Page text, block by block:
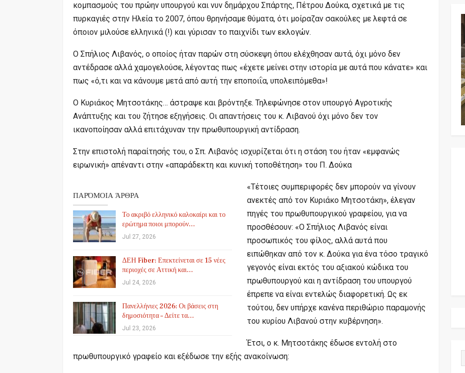
κομπασμούς του πρώην υπουργού και νυν δημάρχου Σπάρτης, Πέτρου Δούκα, σχετικά με τις
πυρκαγιές στην Ηλεία το 2007, όπου θρηνήσαμε θύματα, ότι μοίραζαν σακούλες με λεφτά σε
όποιον μιλούσε ελληνικά (!) και γύρισαν το παιχνίδι των εκλογών.
Ο Σπήλιος Λιβανός, ο οποίος ήταν παρών στη σύσκεψη όπου ελέχθησαν αυτά, όχι μόνο δεν
αντέδρασε αλλά χαμογελούσε, λέγοντας πως «έχετε μείνει στην ιστορία με αυτά που κάνατε» και
πως «ό,τι και να κάνουμε μετά από αυτή την εποποιΐα, υπολειπόμεθα»!
Ο Κυριάκος Μητσοτάκης… άστραψε και βρόντηξε. Τηλεφώνησε στον υπουργό Αγροτικής
Ανάπτυξης και του ζήτησε εξηγήσεις. Οι απαντήσεις του κ. Λιβανού όχι μόνο δεν τον
ικανοποίησαν αλλά επιτάχυναν την πρωθυπουργική αντίδραση.
Στην επιστολή παραίτησής του, ο Σπ. Λιβανός ισχυρίζεται ότι η στάση του ήταν «εμφανώς
ειρωνική» απέναντι στην «απαράδεκτη και κυνική τοποθέτηση» του Π. Δούκα
ΠΑΡΌΜΟΙΑ ΆΡΘΡΑ
Το ακριβό ελληνικό καλοκαίρι και το
ερώτημα ποιοι μπορούν…
Jul 27, 2026
ΔΕΗ Fiber: Επεκτείνεται σε 15 νέες
περιοχές σε Αττική και…
Jul 24, 2026
Πανελλήνιες 2026: Οι βάσεις στη
δημοσιότητα – Δείτε τα…
Jul 23, 2026
«Τέτοιες συμπεριφορές δεν μπορούν να γίνουν
ανεκτές από τον Κυριάκο Μητσοτάκη», έλεγαν
πηγές του πρωθυπουργικού γραφείου, για να
προσθέσουν: «Ο Σπήλιος Λιβανός είναι
προσωπικός του φίλος, αλλά αυτά που
ειπώθηκαν από τον κ. Δούκα για ένα τόσο τραγικό
γεγονός είναι εκτός του αξιακού κώδικα του
πρωθυπουργού και η αντίδραση του υπουργού
έπρεπε να είναι εντελώς διαφορετική. Ως εκ
τούτου, δεν υπήρχε κανένα περιθώριο παραμονής
του κυρίου Λιβανού στην κυβέρνηση».
Έτσι, ο κ. Μητσοτάκης έδωσε εντολή στο
πρωθυπουργικό γραφείο και εξέδωσε την εξής ανακοίνωση: